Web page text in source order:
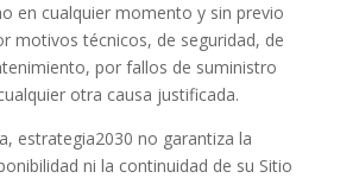
en cualquier momento y sin previo
motivos técnicos, de seguridad, de
por fallos de suministro
otra causa justificada.
estrategia2030 no garantiza la
ni la continuidad de su Sitio